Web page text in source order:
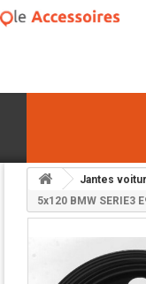
Jantes
5x120 BMW SERIE3